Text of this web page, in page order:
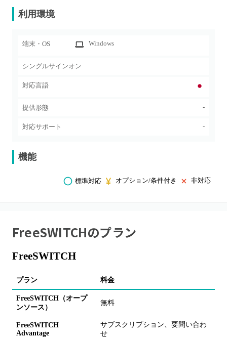
利用環境
端末・OS Windows
シングルサインオン
対応言語
提供形態 -
対応サポート -
機能
標準対応 オプション/条件付き 非対応
FreeSWITCHのプラン
FreeSWITCH
プラン 料金
FreeSWITCH（オープ
ンソース）
無料
FreeSWITCH
Advantage
サブスクリプション、要問い合わ
せ